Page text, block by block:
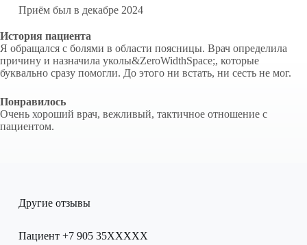
Приём был в декабре 2024
История пациента
Я обращался с болями в области поясницы. Врач определила
причину и назначила уколы&ZeroWidthSpace;, которые
буквально сразу помогли. До этого ни встать, ни сесть не мог.
Понравилось
Очень хороший врач, вежливый, тактичное отношение с
пациентом.
Другие отзывы
Пациент +7 905 35XXXXX